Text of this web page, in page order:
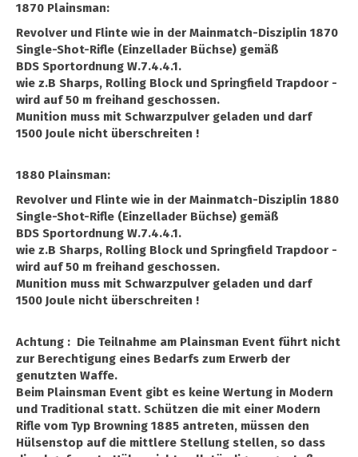
1870 Plainsman:
Revolver und Flinte wie in der Mainmatch-Disziplin 1870
Single-Shot-Rifle (Einzellader Büchse) gemäß
BDS Sportordnung W.7.4.4.1.
wie z.B Sharps, Rolling Block und Springfield Trapdoor -
wird auf 50 m freihand geschossen.
Munition muss mit Schwarzpulver geladen und darf
1500 Joule nicht überschreiten !
1880 Plainsman:
Revolver und Flinte wie in der Mainmatch-Disziplin 1880
Single-Shot-Rifle (Einzellader Büchse) gemäß
BDS Sportordnung W.7.4.4.1.
wie z.B Sharps, Rolling Block und Springfield Trapdoor -
wird auf 50 m freihand geschossen.
Munition muss mit Schwarzpulver geladen und darf
1500 Joule nicht überschreiten !
Achtung : Die Teilnahme am Plainsman Event führt nicht
zur Berechtigung eines Bedarfs zum Erwerb der
genutzten Waffe.
Beim Plainsman Event gibt es keine Wertung in Modern
und Traditional statt. Schützen die mit einer Modern
Rifle vom Typ Browning 1885 antreten, müssen den
Hülsenstop auf die mittlere Stellung stellen, so dass